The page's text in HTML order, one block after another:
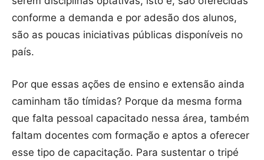
conforme a demanda e por adesão dos alunos,
são as poucas iniciativas públicas disponíveis no
país.
Por que essas ações de ensino e extensão ainda
caminham tão tímidas? Porque da mesma forma
que falta pessoal capacitado nessa área, também
faltam docentes com formação e aptos a oferecer
esse tipo de capacitação. Para sustentar o tripé